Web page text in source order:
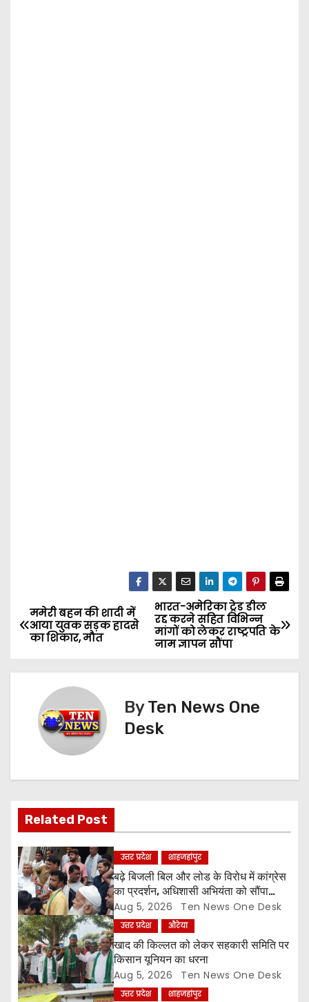
P
o
s
v
g
a
t
i
o
n
भारत-अमेरिका ट्रेड डील
रद्द करने सहित विभिन्न
मांगों को लेकर राष्ट्रपति के
नाम ज्ञापन सौंपा
ममेरी बहन की शादी में
आया युवक सड़क हादसे
का शिकार, मौत
ByTen News One
Desk
Related Post
उत्तर प्रदेश शाहजहांपुर
बढ़े बिजली बिल और लोड के विरोध में कांग्रेस
का प्रदर्शन, अधिशासी अभियंता को सौंपा
ज्ञापन
Aug 5, 2026 Ten News One Desk
उत्तर प्रदेश औरेया
खाद की किल्लत को लेकर सहकारी समिति पर
किसान यूनियन का धरना
Aug 5, 2026 Ten News One Desk
उत्तर प्रदेश शाहजहांपुर